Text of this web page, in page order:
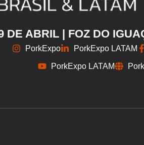
DE ABRIL | FOZ DO
PorkExpo PorkExpo LATAM
PorkExpo LATAM